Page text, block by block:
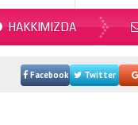
HAKKIMIZDA
Facebook Twitter